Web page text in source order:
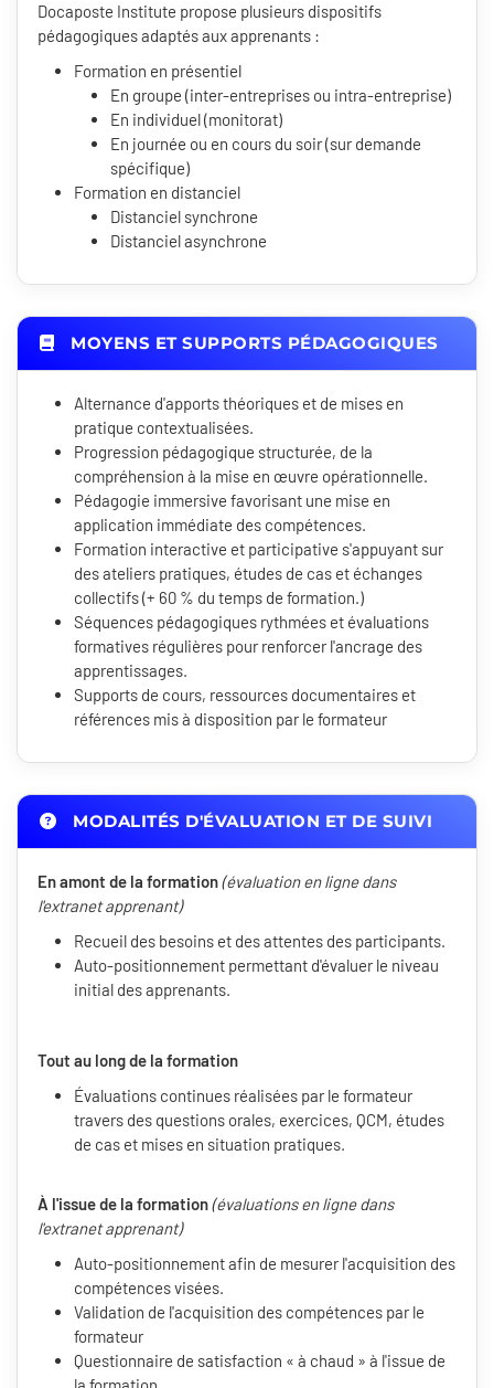
Docaposte Institute propose plusieurs dispositifs
pédagogiques adaptés aux apprenants :
Formation en présentiel
En groupe (inter-entreprises ou intra-entreprise)
En individuel (monitorat)
En journée ou en cours du soir (sur demande
spécifique)
Formation en distanciel
Distanciel synchrone
Distanciel asynchrone
MOYENS ET SUPPORTS PÉDAGOGIQUES
Alternance d'apports théoriques et de mises en
pratique contextualisées.
Progression pédagogique structurée, de la
compréhension à la mise en œuvre opérationnelle.
Pédagogie immersive favorisant une mise en
application immédiate des compétences.
Formation interactive et participative s'appuyant sur
des ateliers pratiques, études de cas et échanges
collectifs (+ 60 % du temps de formation.)
Séquences pédagogiques rythmées et évaluations
formatives régulières pour renforcer l'ancrage des
apprentissages.
Supports de cours, ressources documentaires et
références mis à disposition par le formateur
MODALITÉS D'ÉVALUATION ET DE SUIVI
En amont de la formation(évaluation en ligne dans
l'extranet apprenant)
Recueil des besoins et des attentes des participants.
Auto-positionnement permettant d'évaluer le niveau
initial des apprenants.
Tout au long de la formation
Évaluations continues réalisées par le formateur
travers des questions orales, exercices, QCM, études
de cas et mises en situation pratiques.
À l'issue de la formation(évaluations en ligne dans
l'extranet apprenant)
Auto-positionnement afin de mesurer l'acquisition des
compétences visées.
Validation de l'acquisition des compétences par le
formateur
Questionnaire de satisfaction « à chaud » à l'issue de